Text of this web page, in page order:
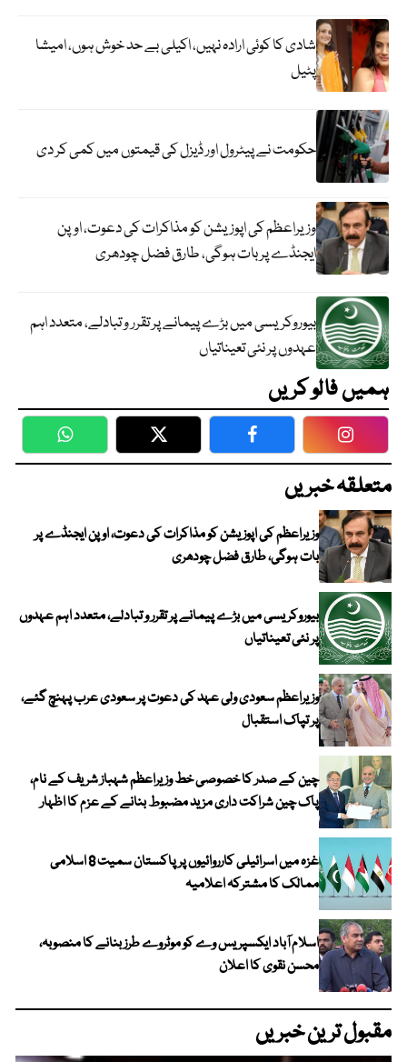
شادی کا کوئی ارادہ نہیں، اکیلی بے حد خوش ہوں، امیشا
پٹیل
حکومت نے پیٹرول اور ڈیزل کی قیمتوں میں کمی کر دی
وزیراعظم کی اپوزیشن کو مذاکرات کی دعوت، اوپن
ایجنڈے پر بات ہوگی، طارق فضل چودھری
بیوروکریسی میں بڑے پیمانے پر تقرر و تبادلے، متعدد اہم
عہدوں پر نئی تعیناتیاں
ہمیں فالو کریں
WhatsApp Twitter Facebook
متعلقہ خبریں
وزیراعظم کی اپوزیشن کو مذاکرات کی دعوت، اوپن ایجنڈے پر
بات ہوگی، طارق فضل چودھری
بیوروکریسی میں بڑے پیمانے پر تقرر و تبادلے، متعدد اہم عہدوں
پر نئی تعیناتیاں
وزیراعظم سعودی ولی عہد کی دعوت پر سعودی عرب پہنچ گئے،
پر تپاک استقبال
چین کے صدر کا خصوصی خط وزیراعظم شہباز شریف کے نام،
پاک چین شراکت داری مزید مضبوط بنانے کے عزم کا اظہار
غزہ میں اسرائیلی کارروائیوں پر پاکستان سمیت 8 اسلامی
ممالک کا مشترکہ اعلامیہ
اسلام آباد ایکسپریس وے کو موٹروے طرز بنانے کا منصوبہ،
محسن نقوی کا اعلان
مقبول ترین خبریں